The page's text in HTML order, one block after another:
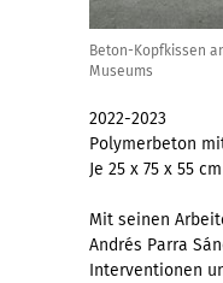
Beton-Kopfkissen
Museums
2022-2023
Polymerbeton
Je 25 x 75 x 55
Mit seinen
Andrés Parra
Interventionen